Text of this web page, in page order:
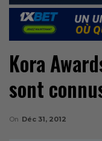
Kora
sont
On Déc 31, 2012